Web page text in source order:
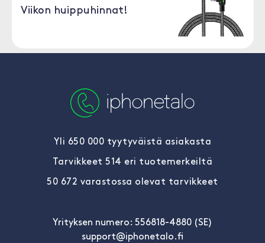
Viikon huippuhinnat!
Yli 650 000 tyytyväistä asiakasta
Tarvikkeet 514 eri tuotemerkeiltä
50 672 varastossa olevat tarvikkeet
Yrityksen numero: 556818-4880 (SE)
support@iphonetalo.fi